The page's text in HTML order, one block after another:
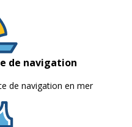
de navigation
de navigation en mer